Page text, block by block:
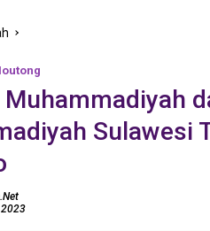
Muhammadiyah
Sulawesi